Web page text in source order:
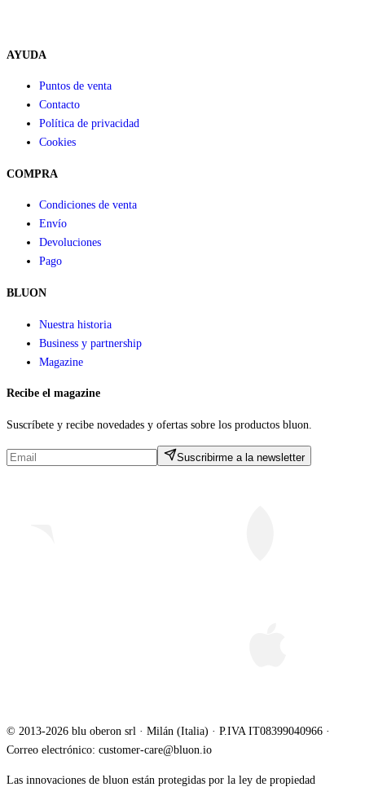
AYUDA
Puntos de venta
Contacto
Política de privacidad
Cookies
COMPRA
Condiciones de venta
Envío
Devoluciones
Pago
BLUON
Nuestra historia
Business y partnership
Magazine
Recibe el magazine
Suscríbete y recibe novedades y ofertas sobre los productos bluon.
Suscribirme a la newsletter
© 2013-2026 blu oberon srl · Milán (Italia) · P.IVA IT08399040966 ·
Correo electrónico: customer-care@bluon.io
Las innovaciones de bluon están protegidas por la ley de propiedad